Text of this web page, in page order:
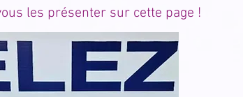
les présenter sur cette page !